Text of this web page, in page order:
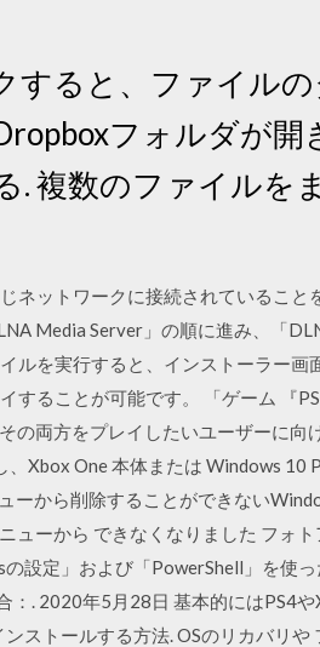
すると、ファイル
フォルダが開
. 複数のファイルを
ネットワークに接続されていること
Media Server」の順に進み、「
ルを実行すると、インストーラー
することが可能です。 「ゲーム 『
の両方をプレイしたいユーザーに向
Xbox One 本体または Windows 10
ーから削除することができない
ューから できなくなりました フォ
設定」および「PowerShell」を使
：. 2020年5月28日 基本的にはPS4
ストールする方法. OSのリカバリ